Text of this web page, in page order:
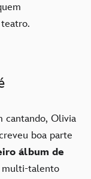
cantando, Olivia
boa parte
álbum de
multi-talento